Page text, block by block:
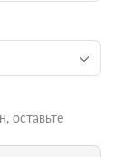
оставьте